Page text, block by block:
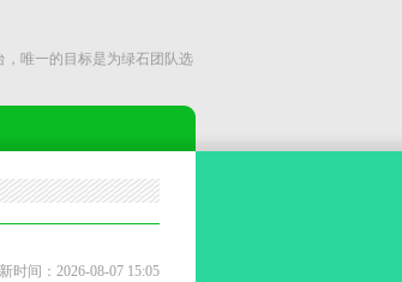
唯一的目标是为绿石团队选
时间：2026-08-07 15:05